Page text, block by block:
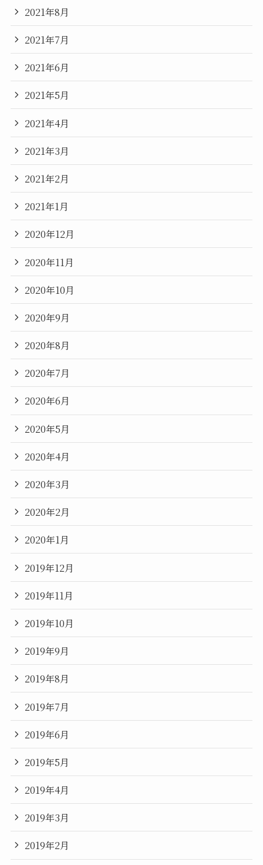
2021年8月
2021年7月
2021年6月
2021年5月
2021年4月
2021年3月
2021年2月
2021年1月
2020年12月
2020年11月
2020年10月
2020年9月
2020年8月
2020年7月
2020年6月
2020年5月
2020年4月
2020年3月
2020年2月
2020年1月
2019年12月
2019年11月
2019年10月
2019年9月
2019年8月
2019年7月
2019年6月
2019年5月
2019年4月
2019年3月
2019年2月